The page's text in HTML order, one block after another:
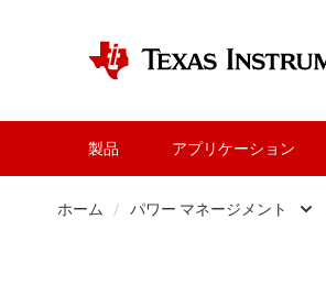
製品 アプリケーション
ホーム / パワー マネージメント